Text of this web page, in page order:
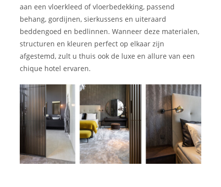
aan een vloerkleed of vloerbedekking, passend
behang, gordijnen, sierkussens en uiteraard
beddengoed en bedlinnen. Wanneer deze materialen,
structuren en kleuren perfect op elkaar zijn
afgestemd, zult u thuis ook de luxe en allure van een
chique hotel ervaren.